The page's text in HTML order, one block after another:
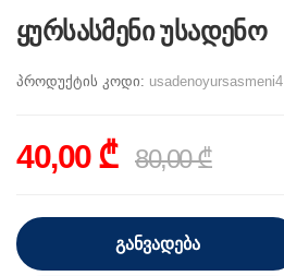
ყურსასმენი უსადენო
პროდუქტის კოდი: usadenoyursasmeni4
40,00 ₾ 80,00 ₾
ᲒᲐᲜᲕᲐᲓᲔᲑᲐ